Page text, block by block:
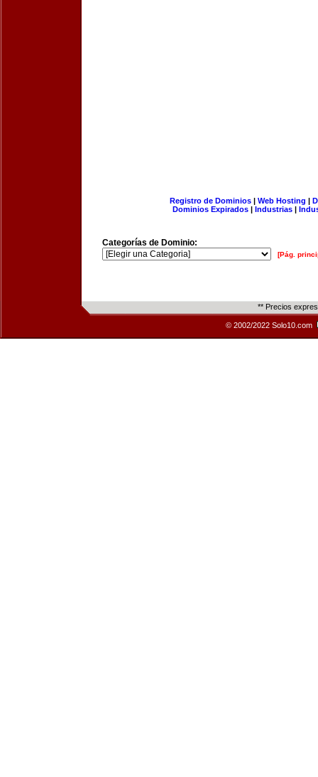
Registro de Dominios| Web Hosting |
Dominios Expirados | Industrias |
Categorías de Dominio:
[Pág.
** Precios
© 2002/2022 Solo10.com